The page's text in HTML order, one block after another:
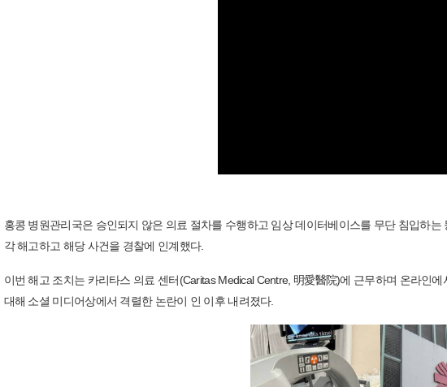
홍콩 병원관리국은 승인되지 않은 의료 절차를 수행하고 임상 데이터베이스를 무단 침입하
각 해고하고 해당 사건을 경찰에 인계했다.
이번 해고 조치는 카리타스 의료 센터(Caritas Medical Centre, 明愛醫院)에 근무하며 온라인
대해 소셜 미디어상에서 격렬한 논란이 인 이후 내려졌다.